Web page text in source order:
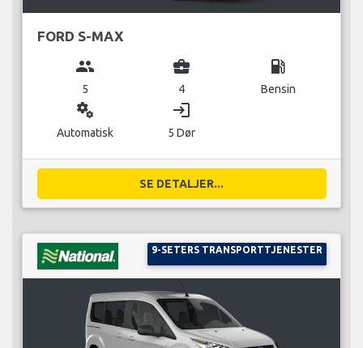
FORD S-MAX
group
5
business_center
4
local_gas_station
Bensin
miscellaneous_services
Automatisk
login
5 Dør
SE DETALJER...
9-SETERS TRANSPORTTJENESTER